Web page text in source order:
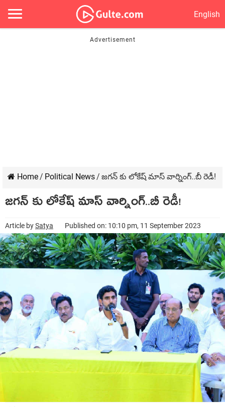
English
Home/ Political News/ జగన్ కు లోకేష్ మాస్ వార్నింగ్..బీ రెడీ!
జగన్ కు లోకేష్ మాస్ వార్నింగ్..బీ రెడీ!
Article bySatya Published on: 10:10 pm, 11 September 2023